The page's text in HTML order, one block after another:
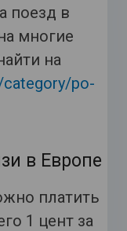
поезд в
многие
на
category/po-
в Европе
платить
1 цент за